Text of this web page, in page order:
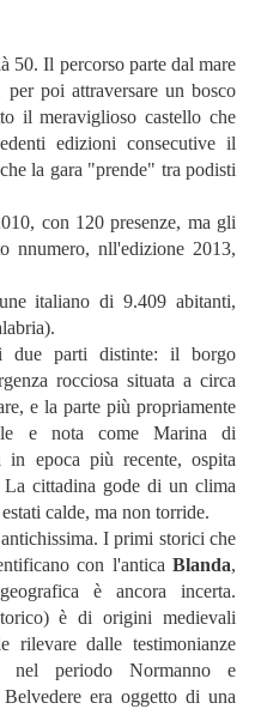
50. Il percorso parte dal mare
poi attraversare un bosco
il meraviglioso castello che
edizioni consecutive il
la gara "prende" tra podisti
con 120 presenze, ma gli
nnumero, nll'edizione 2013,
italiano di 9.409 abitanti,
due parti distinte: il borgo
rocciosa situata a circa
e la parte più propriamente
e nota come Marina di
in epoca più recente, ospita
La cittadina gode di un clima
calde, ma non torride.
I primi storici che
con l'antica Blanda,
è ancora incerta.
è di origini medievali
rilevare dalle testimonianze
nel periodo Normanno e
era oggetto di una